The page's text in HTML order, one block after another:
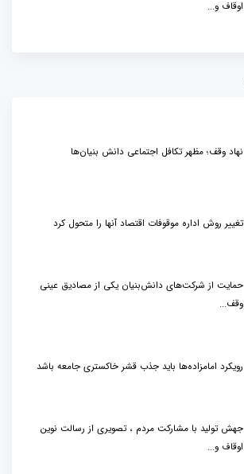
اوقاف و...
نهاد وقف؛ مظهر تکافل اجتماعی دانش بنیان‌ها
تغییر روش اداره موقوفات اقتصاد آنها را متحول کرد
حمایت از شرکت‌های دانش‌بنیان یکی از مصادیق عینی
وقف...
رویکرد امامزاده‌ها باید جذب قشر خاکستری جامعه باشد
جهش تولید با مشارکت مردم ، تصویری از رسالت نوین
اوقاف و...